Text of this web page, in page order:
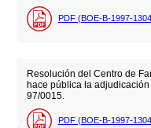
PDF (BOE-B-1997-
Resolución del Centro de
hace pública la
97/0015.
PDF (BOE-B-1997-